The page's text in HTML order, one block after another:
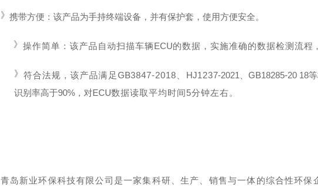
》 携带方便：该产品为手持终端设备，并有保护套，使用方便安全。
》 操作简单：该产品自动扫描车辆ECU的数据，实施准确的数据检测流程
》 符合法规，该产品满足GB3847-2018、 HJ1237-2021、GB18285-20 18
识别率高于90%，对ECU数据读取平均时间5分钟左右。
青岛新业环保科技有限公司是一家集科研、生产、销售与一体的综合性环